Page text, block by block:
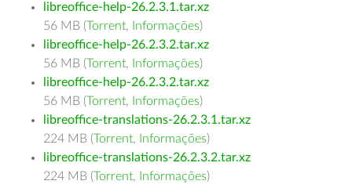
libreoffice-help-26.2.3.1.tar.xz
56 MB (Torrent, Informações)
libreoffice-help-26.2.3.2.tar.xz
56 MB (Torrent, Informações)
libreoffice-help-26.2.3.2.tar.xz
56 MB (Torrent, Informações)
libreoffice-translations-26.2.3.1.tar.xz
224 MB (Torrent, Informações)
libreoffice-translations-26.2.3.2.tar.xz
224 MB (Torrent, Informações)